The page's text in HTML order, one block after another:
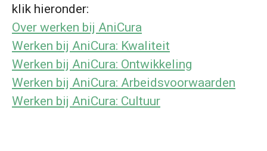
klik hieronder:
Over werken bij AniCura
Werken bij AniCura: Kwaliteit
Werken bij AniCura: Ontwikkeling
Werken bij AniCura: Arbeidsvoorwaarden
Werken bij AniCura: Cultuur